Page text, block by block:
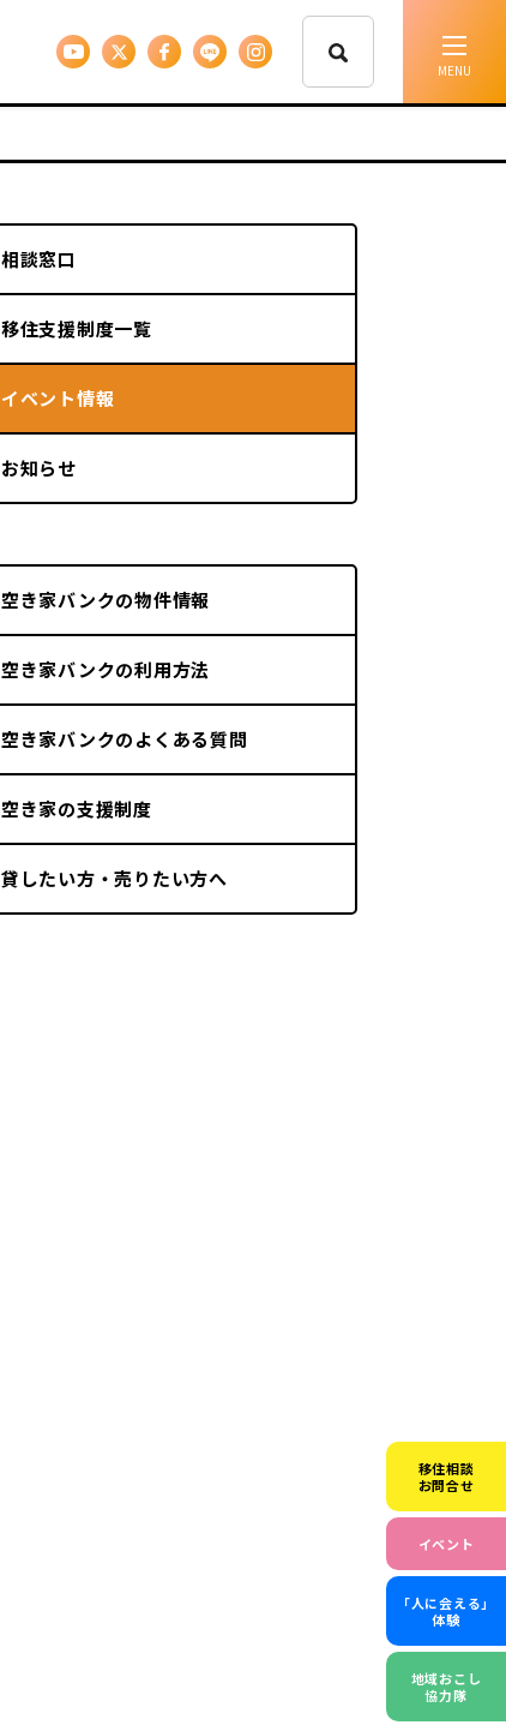
移住支援
移住者インタビュー
動画
地域おこし協力隊
移住相談
お問合せ
イベント
「人に会える」
体験
地域おこし
協力隊
相談窓口
移住支援制度一覧
イベント情報
お知らせ
空き家バンクの物件情報
空き家バンクの利用方法
空き家バンクのよくある質問
空き家の支援制度
貸したい方・売りたい方へ